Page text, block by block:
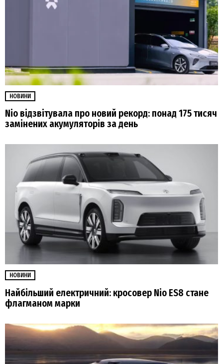
НОВИНИ
Nio відзвітувала про новий рекорд: понад 175 тисяч
замінених акумуляторів за день
НОВИНИ
Найбільший електричний: кросовер Nio ES8 стане
флагманом марки